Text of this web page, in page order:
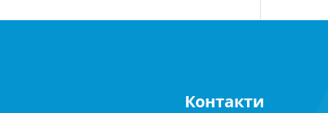
Контакти